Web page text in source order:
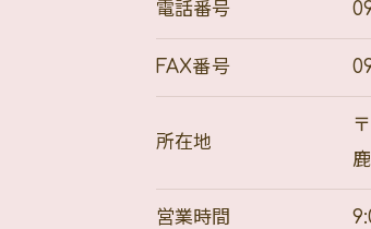
電話番号
FAX番号
所在地
営業時間